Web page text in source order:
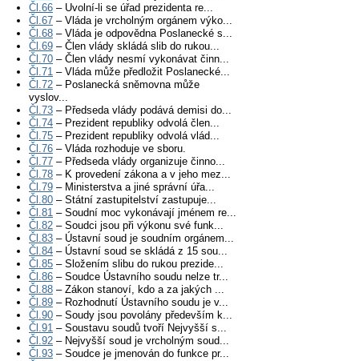
Čl.66 – Uvolní-li se úřad prezidenta re...
Čl.67 – Vláda je vrcholným orgánem výko...
Čl.68 – Vláda je odpovědna Poslanecké s...
Čl.69 – Člen vlády skládá slib do rukou...
Čl.70 – Člen vlády nesmí vykonávat činn...
Čl.71 – Vláda může předložit Poslanecké...
Čl.72 – Poslanecká sněmovna může
vyslov...
Čl.73 – Předseda vlády podává demisi do...
Čl.74 – Prezident republiky odvolá člen...
Čl.75 – Prezident republiky odvolá vlád...
Čl.76 – Vláda rozhoduje ve sboru.
Čl.77 – Předseda vlády organizuje činno...
Čl.78 – K provedení zákona a v jeho mez...
Čl.79 – Ministerstva a jiné správní úřa...
Čl.80 – Státní zastupitelství zastupuje...
Čl.81 – Soudní moc vykonávají jménem re...
Čl.82 – Soudci jsou při výkonu své funk...
Čl.83 – Ústavní soud je soudním orgánem...
Čl.84 – Ústavní soud se skládá z 15 sou...
Čl.85 – Složením slibu do rukou prezide...
Čl.86 – Soudce Ústavního soudu nelze tr...
Čl.88 – Zákon stanoví, kdo a za jakých ...
Čl.89 – Rozhodnutí Ústavního soudu je v...
Čl.90 – Soudy jsou povolány především k...
Čl.91 – Soustavu soudů tvoří Nejvyšší s...
Čl.92 – Nejvyšší soud je vrcholným soud...
Čl.93 – Soudce je jmenován do funkce pr...